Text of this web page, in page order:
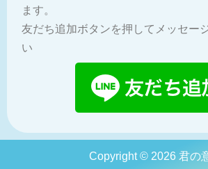
ます。
友だち追加ボタンを押してメッセー
い
Copyright © 2026 君の